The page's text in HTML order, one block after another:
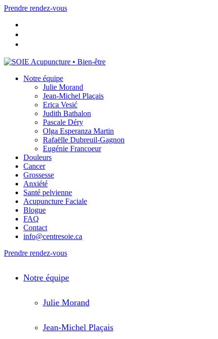
Skip
main
content
Prendre rendez-vous
Menu
Notre équipe
Julie Morand
Jean-Michel Plaçais
Erica Vesić
Judith Bathalon
Pascale Déry
Olga Esperanza Martin
Rafaëlle Dubreuil-Gagnon
Eugénie Francoeur
Douleurs
Cancer
Grossesse
Anxiété
Santé pelvienne
Acupuncture Faciale
Blogue
FAQ
Contact
info@centresoie.ca
Prendre rendez-vous
Notre équipe
Julie Morand
Jean-Michel Plaçais